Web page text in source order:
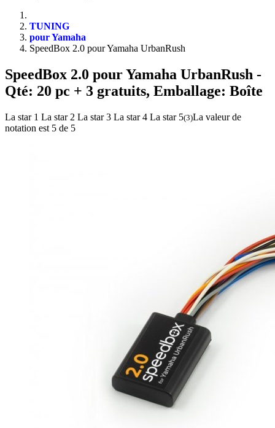
TUNING
pour Yamaha
SpeedBox 2.0 pour Yamaha UrbanRush
SpeedBox 2.0 pour Yamaha UrbanRush -
Qté: 20 pc + 3 gratuits, Emballage: Boîte
La star 1 La star 2 La star 3 La star 4 La star 5(3)La valeur de
notation est 5 de 5